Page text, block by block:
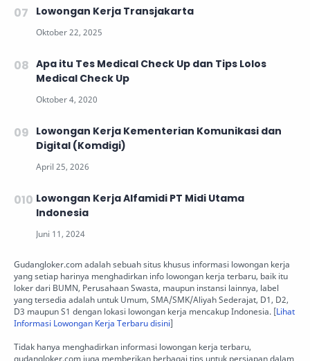
Lowongan Kerja Transjakarta
Apa itu Tes Medical Check Up dan Tips Lolos
Medical Check Up
Lowongan Kerja Kementerian Komunikasi dan
Digital (Komdigi)
Lowongan Kerja Alfamidi PT Midi Utama
Indonesia
Gudangloker.com adalah sebuah situs khusus informasi lowongan kerja
yang setiap harinya menghadirkan info lowongan kerja terbaru, baik itu
loker dari BUMN, Perusahaan Swasta, maupun instansi lainnya, label
yang tersedia adalah untuk Umum, SMA/SMK/Aliyah Sederajat, D1, D2,
D3 maupun S1 dengan lokasi lowongan kerja mencakup Indonesia. [Lihat
Informasi Lowongan Kerja Terbaru disini]
Tidak hanya menghadirkan informasi lowongan kerja terbaru,